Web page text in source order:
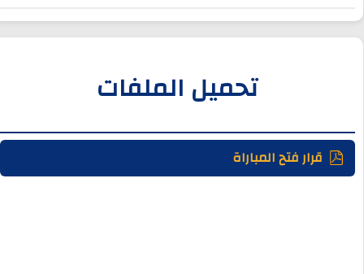
تحميل الملفات
قرار فتح المباراة